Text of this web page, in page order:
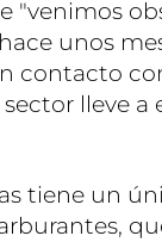
"venimos
unos
contacto
lleve a
tiene un